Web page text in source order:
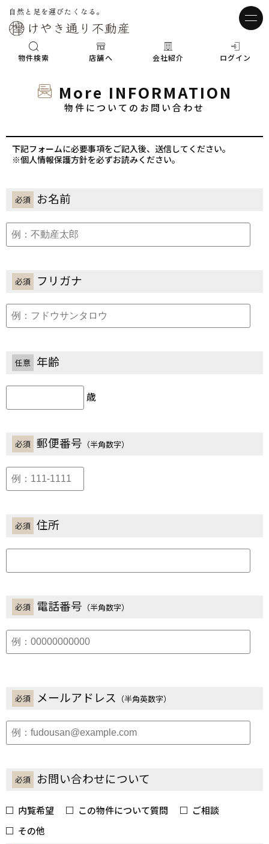
自然と足を運びたくなる。
物件検索 店舗へ 会社紹介 ログイン
More INFORMATION
物件についてのお問い合わせ
下記フォームに必要事項をご記入後、送信してください。
※個人情報保護方針を必ずお読みください。
必須 お名前
必須 フリガナ
任意 年齢
歳
必須 郵便番号 （半角数字）
必須 住所
必須 電話番号 （半角数字）
必須 メールアドレス （半角英数字）
必須 お問い合わせについて
内覧希望 この物件について質問
ご相談
その他